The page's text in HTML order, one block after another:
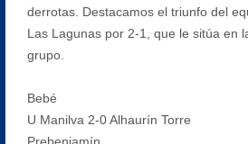
derrotas. Destacamos el triunfo del
Las Lagunas por 2-1, que le sitúa en
grupo.
Bebé
U Manilva 2-0 Alhaurín Torre
Prebenjamín